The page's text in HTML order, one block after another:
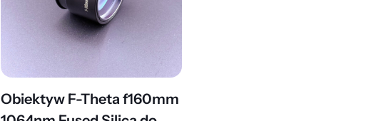
Obiektyw F-Theta f160mm